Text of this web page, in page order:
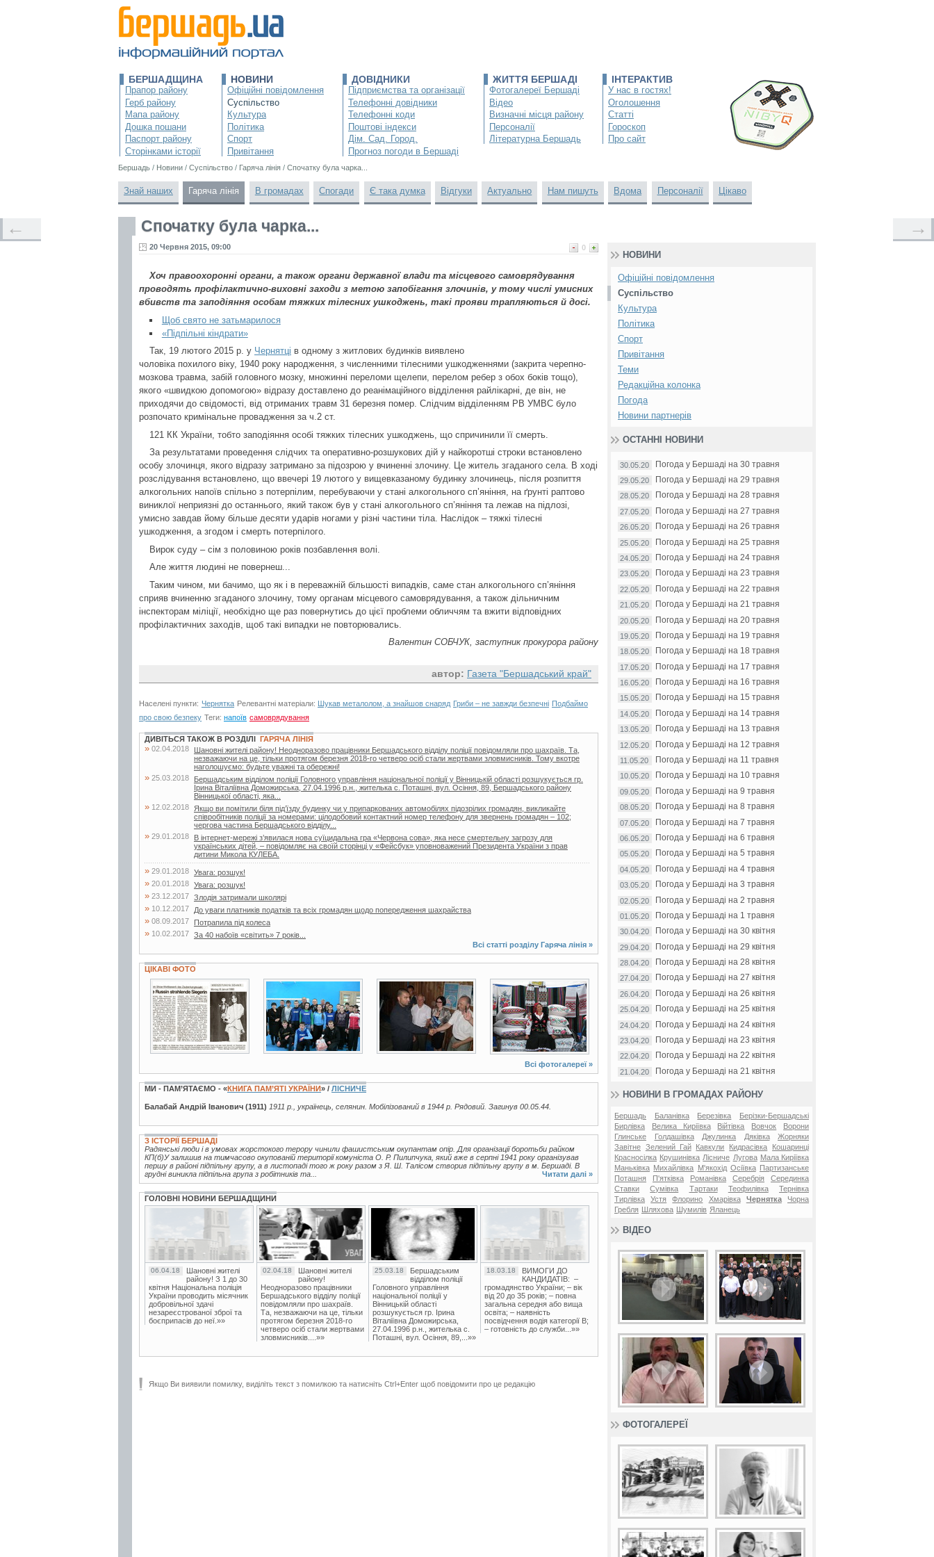
БЕРШАДЩИНА
Прапор району
Герб району
Мапа району
Дошка пошани
Паспорт району
Сторінками історії
НОВИНИ
Офіційні повідомлення
Суспільство
Культура
Політика
Спорт
Привітання
ДОВІДНИКИ
Підприємства та організації
Телефонні довідники
Телефонні коди
Поштові індекси
Дім. Сад. Город.
Прогноз погоди в Бершаді
ЖИТТЯ БЕРШАДІ
Фотогалереї Бершаді
Відео
Визначні місця району
Персоналії
Літературна Бершадь
ІНТЕРАКТИВ
У нас в гостях!
Оголошення
Статті
Гороскоп
Про сайт
Бершадь / Новини / Суспільство / Гаряча лінія / Спочатку була чарка...
Знай наших Гаряча лінія В громадах Спогади Є така думка Відгуки Актуально Нам пишуть Вдома Персоналії Цікаво
Спочатку була чарка...
0
20 Червня 2015, 09:00
Хоч правоохоронні органи, а також органи державної влади та місцевого самоврядування
проводять профілактично-виховні заходи з метою запобігання злочинів, у тому числі умисних
вбивств та заподіяння особам тяжких тілесних ушкоджень, такі прояви трапляються й досі.
Щоб свято не затьмарилося
«Підпільні кіндрати»
Так, 19 лютого 2015 р. у Чернятці в одному з житлових будинків виявлено
чоловіка похилого віку, 1940 року народження, з численними тілесними ушкодженнями (закрита черепно-
мозкова травма, забій головного мозку, множинні переломи щелепи, перелом ребер з обох боків тощо),
якого «швидкою допомогою» відразу доставлено до реанімаційного відділення райлікарні, де він, не
приходячи до свідомості, від отриманих травм 31 березня помер. Слідчим відділенням РВ УМВС було
розпочато кримінальне провадження за ч.2 ст.
121 КК України, тобто заподіяння особі тяжких тілесних ушкоджень, що спричинили її смерть.
За результатами проведення слідчих та оперативно-розшукових дій у найкоротші строки встановлено
особу злочинця, якого відразу затримано за підозрою у вчиненні злочину. Це житель згаданого села. В ході
розслідування встановлено, що ввечері 19 лютого у вищевказаному будинку злочинець, після розпиття
алкогольних напоїв спільно з потерпілим, перебуваючи у стані алкогольного сп’яніння, на ґрунті раптово
виниклої неприязні до останнього, який також був у стані алкогольного сп’яніння та лежав на підлозі,
умисно завдав йому більше десяти ударів ногами у різні частини тіла. Наслідок – тяжкі тілесні
ушкодження, а згодом і смерть потерпілого.
Вирок суду – сім з половиною років позбавлення волі.
Але життя людині не повернеш...
Таким чином, ми бачимо, що як і в переважній більшості випадків, саме стан алкогольного сп’яніння
сприяв вчиненню згаданого злочину, тому органам місцевого самоврядування, а також дільничним
інспекторам міліції, необхідно ще раз повернутись до цієї проблеми обличчям та вжити відповідних
профілактичних заходів, щоб такі випадки не повторювались.
Валентин СОБЧУК, заступник прокурора району
автор: Газета "Бершадський край"
Населені пункти: Чернятка Релевантні матеріали: Шукав металолом, а знайшов снаряд Гриби – не завжди безпечні Подбаймо
про свою безпеку Теги: напоїв самоврядування
← →
ДИВІТЬСЯ ТАКОЖ В РОЗДІЛІ ГАРЯЧА ЛІНІЯ
» 02.04.2018
Шановні жителі району! Неодноразово працівники Бершадського відділу поліції повідомляли про шахраїв. Та,
незважаючи на це, тільки протягом березня 2018-го четверо осіб стали жертвами зловмисників. Тому вкотре
наголошуємо: будьте уважні та обережні!
» 25.03.2018
Бершадським відділом поліції Головного управління національної поліції у Вінницькій області розшукується гр.
Ірина Віталіївна Доможирська, 27.04.1996 р.н., жителька с. Поташні, вул. Осіння, 89, Бершадського району
Вінницької області, яка...
» 12.02.2018
Якщо ви помітили біля під’їзду будинку чи у припаркованих автомобілях підозрілих громадян, викликайте
співробітників поліції за номерами: цілодобовий контактний номер телефону для звернень громадян – 102;
чергова частина Бершадського відділу...
» 29.01.2018
В інтернет-мережі з’явилася нова суїцидальна гра «Червона сова», яка несе смертельну загрозу для
українських дітей, – повідомляє на своїй сторінці у «Фейсбук» уповноважений Президента України з прав
дитини Микола КУЛЕБА.
» 29.01.2018 Увага: розшук!
» 20.01.2018 Увага: розшук!
» 23.12.2017 Злодія затримали школярі
» 10.12.2017 До уваги платників податків та всіх громадян щодо попередження шахрайства
» 08.09.2017 Потрапила під колеса
» 10.02.2017 За 40 набоїв «світить» 7 років...
Всі статті розділу Гаряча лінія »
ЦІКАВІ ФОТО
20 фото 3 фото 14 фото
Всі фотогалереї »
МИ - ПАМ’ЯТАЄМО - «КНИГА ПАМ’ЯТІ УКРАЇНИ» / ЛІСНИЧЕ
Балабай Андрій Іванович (1911) 1911 р., українець, селянин. Мобілізований в 1944 р. Рядовий. Загинув 00.05.44.
З ІСТОРІЇ БЕРШАДІ
Радянські люди і в умовах жорстокого терору чинили фашистським окупантам опір. Для організації боротьби райком
КП(б)У залишив на тимчасово окупованій території комуніста О. Р. Пилипчука, який вже в серпні 1941 року організував
першу в районі підпільну групу, а в листопаді того ж року разом з Я. Ш. Талісом створив підпільну групу в м. Бершаді. В
грудні виникла підпільна група з робітників та...
Читати далі »
ГОЛОВНІ НОВИНИ БЕРШАДЩИНИ
06.04.18
Шановні жителі
району! З 1 до 30
квітня Національна поліція
України проводить місячник
добровільної здачі
незареєстрованої зброї та
боєприпасів до неї.»»
02.04.18
Шановні жителі
району!
Неодноразово працівники
Бершадського відділу поліції
повідомляли про шахраїв.
Та, незважаючи на це, тільки
протягом березня 2018-го
четверо осіб стали жертвами
зловмисників....»»
25.03.18
Бершадським
відділом поліції
Головного управління
національної поліції у
Вінницькій області
розшукується гр. Ірина
Віталіївна Доможирська,
27.04.1996 р.н., жителька с.
Поташні, вул. Осіння, 89,...»»
18.03.18
ВИМОГИ ДО
КАНДИДАТІВ: –
громадянство України; – вік
від 20 до 35 років; – повна
загальна середня або вища
освіта; – наявність
посвідчення водія категорії В;
– готовність до служби...»»
Якщо Ви виявили помилку, виділіть текст з помилкою та натисніть Ctrl+Enter щоб повідомити про це редакцію
НОВИНИ
Офіційні повідомлення
Суспільство
Культура
Політика
Спорт
Привітання
Теми
Редакційна колонка
Погода
Новини партнерів
ОСТАННІ НОВИНИ
30.05.20 Погода у Бершаді на 30 травня
29.05.20 Погода у Бершаді на 29 травня
28.05.20 Погода у Бершаді на 28 травня
27.05.20 Погода у Бершаді на 27 травня
26.05.20 Погода у Бершаді на 26 травня
25.05.20 Погода у Бершаді на 25 травня
24.05.20 Погода у Бершаді на 24 травня
23.05.20 Погода у Бершаді на 23 травня
22.05.20 Погода у Бершаді на 22 травня
21.05.20 Погода у Бершаді на 21 травня
20.05.20 Погода у Бершаді на 20 травня
19.05.20 Погода у Бершаді на 19 травня
18.05.20 Погода у Бершаді на 18 травня
17.05.20 Погода у Бершаді на 17 травня
16.05.20 Погода у Бершаді на 16 травня
15.05.20 Погода у Бершаді на 15 травня
14.05.20 Погода у Бершаді на 14 травня
13.05.20 Погода у Бершаді на 13 травня
12.05.20 Погода у Бершаді на 12 травня
11.05.20 Погода у Бершаді на 11 травня
10.05.20 Погода у Бершаді на 10 травня
09.05.20 Погода у Бершаді на 9 травня
08.05.20 Погода у Бершаді на 8 травня
07.05.20 Погода у Бершаді на 7 травня
06.05.20 Погода у Бершаді на 6 травня
05.05.20 Погода у Бершаді на 5 травня
04.05.20 Погода у Бершаді на 4 травня
03.05.20 Погода у Бершаді на 3 травня
02.05.20 Погода у Бершаді на 2 травня
01.05.20 Погода у Бершаді на 1 травня
30.04.20 Погода у Бершаді на 30 квітня
29.04.20 Погода у Бершаді на 29 квітня
28.04.20 Погода у Бершаді на 28 квітня
27.04.20 Погода у Бершаді на 27 квітня
26.04.20 Погода у Бершаді на 26 квітня
25.04.20 Погода у Бершаді на 25 квітня
24.04.20 Погода у Бершаді на 24 квітня
23.04.20 Погода у Бершаді на 23 квітня
22.04.20 Погода у Бершаді на 22 квітня
21.04.20 Погода у Бершаді на 21 квітня
НОВИНИ В ГРОМАДАХ РАЙОНУ
Бершадь Баланівка Березівка
Берізки-Бершадські
Бирлівка
Велика Киріївка Війтівка Вовчок
Ворони
Глинське
Голдашівка Джулинка Дяківка
Жорняки
Завітне Зелений Гай Кавкули Кидрасівка
Кошаринці
Красносілка Крушинівка Лісниче Лугова Мала Киріївка
Маньківка Михайлівка М'якохід Осіївка
Партизанське
Поташня
П'ятківка Романівка Серебрія
Серединка
Ставки
Сумівка Тартаки Теофилівка
Тернівка
Тирлівка
Устя Флорино Хмарівка Чернятка
Чорна
Гребля
Шляхова Шумилів Яланець
ВІДЕО
ФОТОГАЛЕРЕЇ